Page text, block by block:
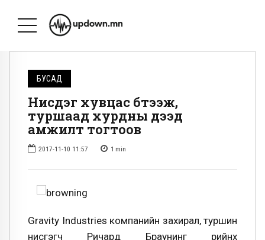
БУСАД
Нисдэг хувцас бүтээж,
туршаад хурдны дээд
амжилт тогтоов
2017-11-10 11:57 1 min
Gravity Industries компанийн захирал, туршин
нисгэгч Ричард Браунинг өөрийнхөө